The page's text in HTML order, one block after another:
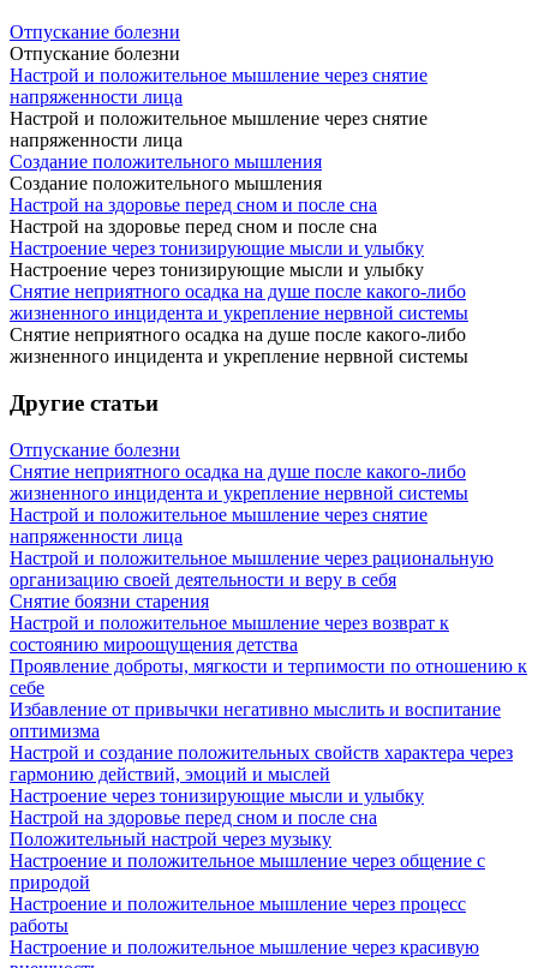
Отпускание болезни
Отпускание болезни
Настрой и положительное мышление через снятие
напряженности лица
Настрой и положительное мышление через снятие
напряженности лица
Создание положительного мышления
Создание положительного мышления
Настрой на здоровье перед сном и после сна
Настрой на здоровье перед сном и после сна
Настроение через тонизирующие мысли и улыбку
Настроение через тонизирующие мысли и улыбку
Снятие неприятного осадка на душе после какого-либо
жизненного инцидента и укрепление нервной системы
Снятие неприятного осадка на душе после какого-либо
жизненного инцидента и укрепление нервной системы
Другие статьи
Отпускание болезни
Снятие неприятного осадка на душе после какого-либо
жизненного инцидента и укрепление нервной системы
Настрой и положительное мышление через снятие
напряженности лица
Настрой и положительное мышление через рациональную
организацию своей деятельности и веру в себя
Снятие боязни старения
Настрой и положительное мышление через возврат к
состоянию мироощущения детства
Проявление доброты, мягкости и терпимости по отношению к
себе
Избавление от привычки негативно мыслить и воспитание
оптимизма
Настрой и создание положительных свойств характера через
гармонию действий, эмоций и мыслей
Настроение через тонизирующие мысли и улыбку
Настрой на здоровье перед сном и после сна
Положительный настрой через музыку
Настроение и положительное мышление через общение с
природой
Настроение и положительное мышление через процесс
работы
Настроение и положительное мышление через красивую